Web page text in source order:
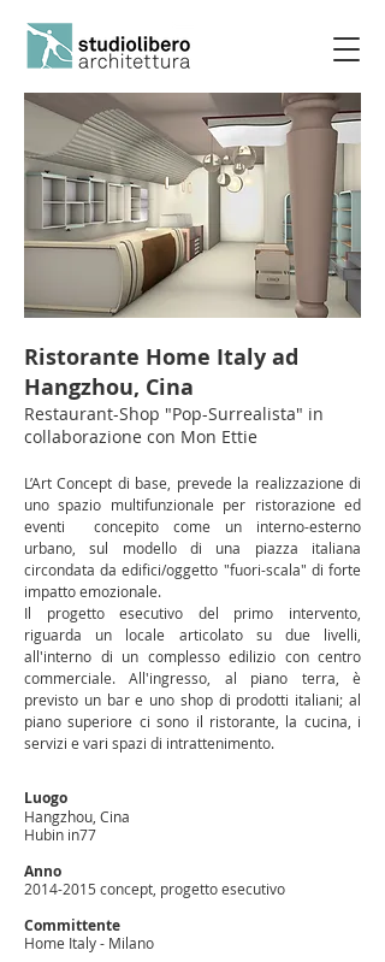
Ristorante Home Italy ad
Hangzhou, Cina
Restaurant-Shop "Pop-Surrealista" in
collaborazione con Mon Ettie
L’Art Concept di base, prevede la realizzazione di
uno spazio multifunzionale per ristorazione ed
eventi concepito come un interno-esterno
urbano, sul modello di una piazza italiana
circondata da edifici/oggetto "fuori-scala" di forte
impatto emozionale.
Il progetto esecutivo del primo intervento,
riguarda un locale articolato su due livelli,
all'interno di un complesso edilizio con centro
commerciale. All'ingresso, al piano terra, è
previsto un bar e uno shop di prodotti italiani; al
piano superiore ci sono il ristorante, la cucina, i
servizi e vari spazi di intrattenimento.
Luogo
Hangzhou, Cina
Hubin in77
Anno
2014-2015 concept, progetto esecutivo
Committente
Home Italy - Milano